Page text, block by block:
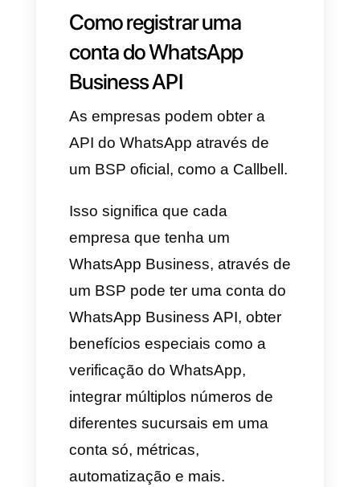
abertura e fechamento para
informar aos seus clientes o
momento adequado para se
comunicar.
Permita respostas
automatizadas rápidas para
todas as mensagens
enviadas à conta comercial,
mas a automatização se limita
a cumprimentos, respostas
rápidas e mensagens de
ausência.
Você poderá criar um
catálogo de produtos simples
que permita aos clientes